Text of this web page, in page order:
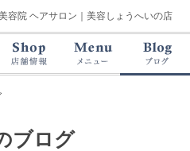
容院 ヘアサロン｜美容しょうへいの店
ブログ